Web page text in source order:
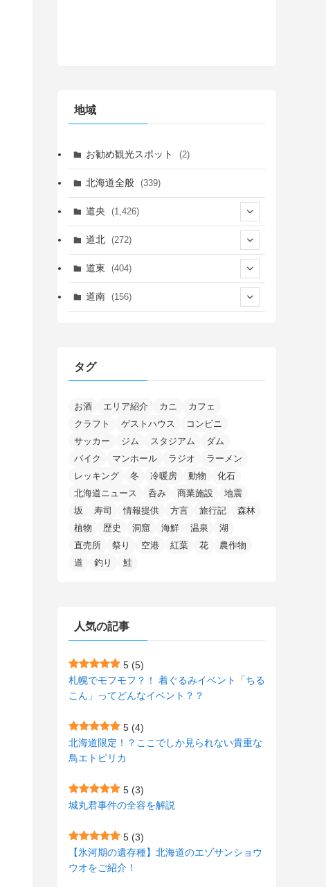
地域
お勧め観光スポット (2)
北海道全般 (339)
道央 (1,426)
(339)
(14)
(11)
(27)
(7)
(21)
(4)
(7)
(2)
(1)
(7)
(10)
(5)
(2)
(72)
(5)
(15)
(9)
(11)
(3)
(15)
(157)
(4)
(4)
道北 (272)
(27)
(6)
(5)
(5)
(35)
(11)
(2)
(43)
(5)
(1)
(8)
(5)
(4)
(1)
(10)
(2)
(8)
(1)
(3)
道東 (404)
(9)
(15)
(2)
(1)
(11)
(12)
(4)
(2)
(3)
(3)
(7)
(5)
(5)
(24)
(3)
(1)
(31)
(7)
(12)
(4)
(27)
(6)
(2)
(1)
(9)
(5)
(8)
(5)
(10)
道南 (156)
(2)
(1)
(96)
(6)
(4)
(1)
(4)
タグ
お酒 エリア紹介 カニ
カフェ
クラフト
ゲストハウス
コンビニ
サッカー
ジム スタジアム
ダム
バイク
マンホール ラジオ
ラーメン
レッキング
冬 冷暖房 動物
化石
北海道ニュース
呑み 商業施設
地震
坂
寿司 情報提供 方言 旅行記
森林
植物
歴史 洞窟 海鮮 温泉
湖
直売所
祭り 空港 紅葉 花
農作物
道
釣り 鮭
人気の記事
5 (5)
札幌でモフモフ？！ 着ぐるみイベント「ちる
こん」ってどんなイベント？？
5 (4)
北海道限定！？ここでしか見られない貴重な
鳥エトピリカ
5 (3)
城丸君事件の全容を解説
5 (3)
【氷河期の遺存種】北海道のエゾサンショウ
ウオをご紹介！